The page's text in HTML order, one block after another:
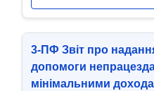
3-ПФ Звіт про
допомоги
мінімальними